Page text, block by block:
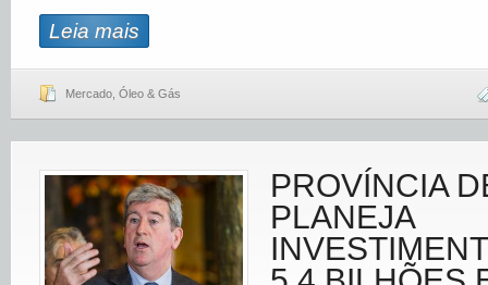
Leia mais
Mercado Óleo & Gás
PROVÍNCIA
PLANEJA